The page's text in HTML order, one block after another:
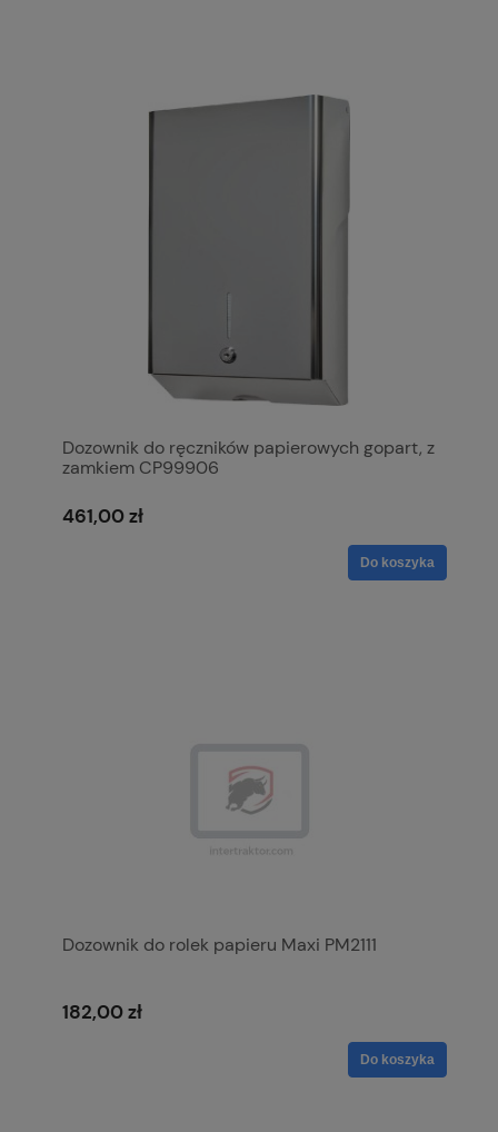
Dozownik do ręczników papierowych gopart, z
zamkiem CP99906
461,00 zł
Do koszyka
Dozownik do rolek papieru Maxi PM2111
182,00 zł
Do koszyka